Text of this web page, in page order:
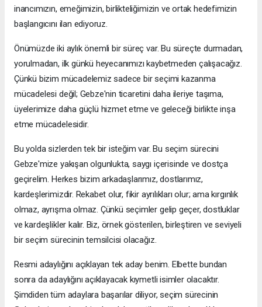
inancımızın, emeğimizin, birlikteliğimizin ve ortak hedefimizin
başlangıcını ilan ediyoruz.
Önümüzde iki aylık önemli bir süreç var. Bu süreçte durmadan,
yorulmadan, ilk günkü heyecanımızı kaybetmeden çalışacağız.
Çünkü bizim mücadelemiz sadece bir seçimi kazanma
mücadelesi değil; Gebze'nin ticaretini daha ileriye taşıma,
üyelerimize daha güçlü hizmet etme ve geleceği birlikte inşa
etme mücadelesidir.
Bu yolda sizlerden tek bir isteğim var. Bu seçim sürecini
Gebze'mize yakışan olgunlukta, saygı içerisinde ve dostça
geçirelim. Herkes bizim arkadaşlarımız, dostlarımız,
kardeşlerimizdir. Rekabet olur, fikir ayrılıkları olur; ama kırgınlık
olmaz, ayrışma olmaz. Çünkü seçimler gelip geçer, dostluklar
ve kardeşlikler kalır. Biz, örnek gösterilen, birleştiren ve seviyeli
bir seçim sürecinin temsilcisi olacağız.
Resmi adaylığını açıklayan tek aday benim. Elbette bundan
sonra da adaylığını açıklayacak kıymetli isimler olacaktır.
Şimdiden tüm adaylara başarılar diliyor, seçim sürecinin